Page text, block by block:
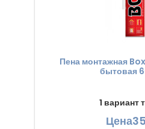
Пена монтажная
бытовая
1 вариант
Цена